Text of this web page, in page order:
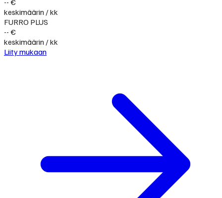
-- €
keskimäärin / kk
FURRO PLUS
-- €
keskimäärin / kk
Liity mukaan